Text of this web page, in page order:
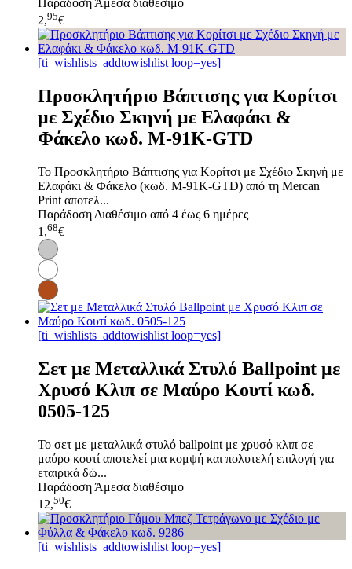
2,95€
[ti_wishlists_addtowishlist loop=yes]
Προσκλητήριο Βάπτισης για Κορίτσι
με Σχέδιο Σκηνή με Ελαφάκι &
Φάκελο κωδ. M-91K-GTD
Το Προσκλητήριο Βάπτισης για Κορίτσι με Σχέδιο Σκηνή με
Ελαφάκι & Φάκελο (κωδ. M-91K-GTD) από τη Mercan
Print αποτελ...
Παράδοση Διαθέσιμο από 4 έως 6 ημέρες
1,68€
[ti_wishlists_addtowishlist loop=yes]
Σετ με Μεταλλικά Στυλό Ballpoint με
Χρυσό Κλιπ σε Μαύρο Κουτί κωδ.
0505-125
Το σετ με μεταλλικά στυλό ballpoint με χρυσό κλιπ σε
μαύρο κουτί αποτελεί μια κομψή και πολυτελή επιλογή για
εταιρικά δώ...
Παράδοση Άμεσα διαθέσιμο
12,50€
[ti_wishlists_addtowishlist loop=yes]